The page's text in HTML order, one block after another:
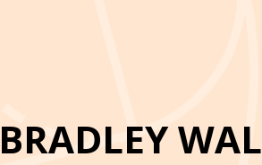
BRADLEY